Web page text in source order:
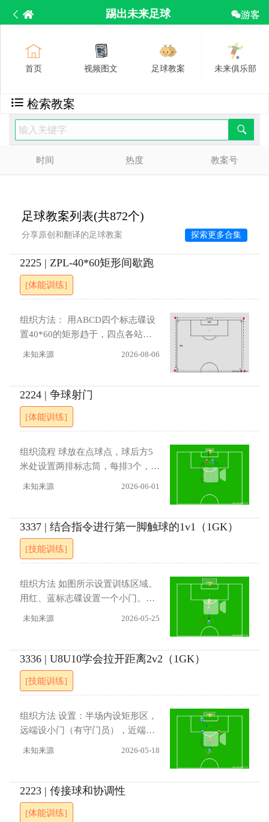
踢出未来足球 游客
首页 视频图文 足球教案 未来俱乐部
检索教案
时间 热度 教案号
足球教案列表(共872个)
分享原创和翻译的足球教案 探索更多合集
2225 | ZPL-40*60矩形间歇跑
[体能训练]
组织方法： 用ABCD四个标志碟设
置40*60的矩形趋于，四点各站相
同人数，教练吹哨同时出发，路线
共跑5圈合计1000米。每15秒吹一
次哨，15秒内跑到的剩余时间休
息，超过15秒没跑到的不休息，听
到下一声哨直接继续跑 指导要点：
别一开始就冲爆，15秒跑40-60米其
实很宽松，匀速最重要让队员学会
感"这是个聪明的设计——跑越快，
都没有
未知来源 2026-08-06
2224 | 争球射门
[体能训练]
组织流程 球放在点球点，球后方5
米处设置两排标志筒，每排3个，间
距5米。两名球员分站球的左右两
即进攻射门，另一人转为防守。 指
导要点 绕障时降低重心、最后一步
提速，争球瞬间身体卡位介于球和
对手之间，得球后抬头观察第一时
间射门，防守者快速转身封堵射门
角度。 进展 熟练后增加门将、或限
势。
未知来源 2026-06-01
3337 | 结合指令进行第一脚触球的1v1（1GK）
[技能训练]
组织方法 如图所示设置训练区域。
用红、蓝标志碟设置一个小门。进
攻队员与防守队员在小门两侧面对
志碟，站在防守队员身后。训练由
防守队员通过小门将球传给进攻队
员开始。进攻队员需观察教练举起
的标志碟颜色，并向相应颜色的标
志碟方向完成第一脚触球，随后运
球射门。 指导要点 （1）观察与决
教练举起的标志碟颜色。（2）触球
地移动，做到“连停带走”，为后续
动作创造空间和节奏。（3）动作衔
接：完成第一脚触球后，调整步伐
未知来源 2026-05-25
3336 | U8U10学会拉开距离2v2（1GK）
[技能训练]
组织方法 设置：半场内设矩形区，
远端设小门（有守门员），近端一
侧用标志筒设置小门，中线用红蓝
在中线红碟处；防守方（蓝）1人在
中线蓝碟处，一人在远端蓝蝶处。
流程：教练通过小门发球，中心红
未知来源 2026-05-18
2223 | 传接球和协调性
[体能训练]